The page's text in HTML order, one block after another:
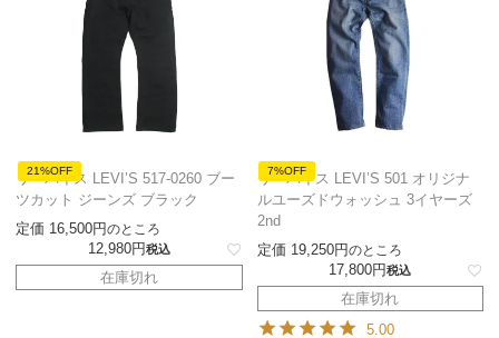
21%OFF
リーバイス LEVI’S 517-0260 ブー
ツカット ジーンズ ブラック
定価 16,500 のところ
12,980 税込
在庫切れ
7%OFF
リーバイス LEVI’S 501 オリジナ
ルユーズドウォッシュ 3イヤーズ
2nd
定価 19,250 のところ
17,800 税込
在庫切れ
5.00